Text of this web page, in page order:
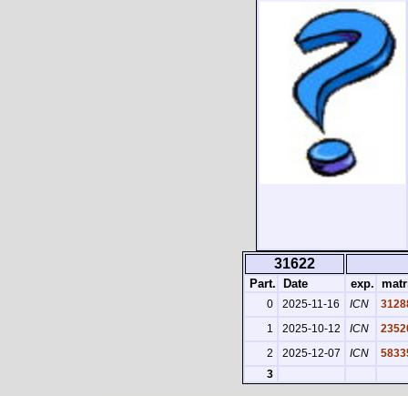
31622
Part. Date exp.
0 2025-11-16 ICN
1
2025-10-12 ICN
2
2025-12-07 ICN
3